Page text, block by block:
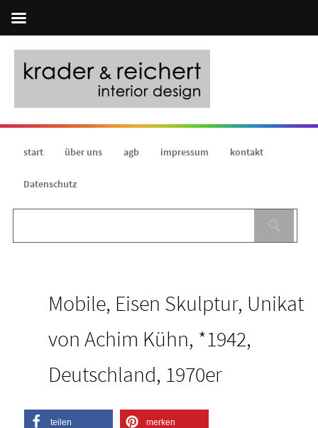
start über uns agb impressum kontakt
Datenschutz
Mobile, Eisen Skulptur, Unikat
von Achim Kühn, *1942,
Deutschland, 1970er
teilen merken